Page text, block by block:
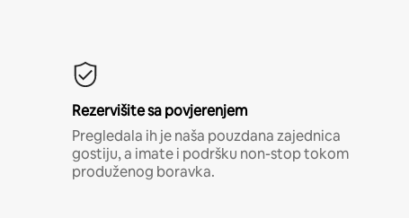
Rezervišite sa povjerenjem
Pregledala ih je naša pouzdana zajednica
gostiju, a imate i podršku non-stop tokom
produženog boravka.